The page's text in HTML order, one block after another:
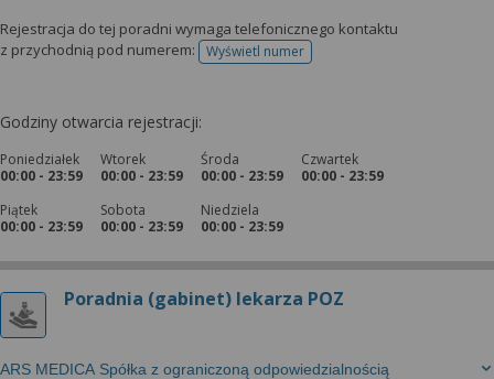
Rejestracja do tej poradni wymaga telefonicznego kontaktu
z przychodnią pod numerem:
Wyświetl numertelefonu do rejestracji
Godziny otwarcia rejestracji:
Poniedziałek
00:00 - 23:59
Wtorek
00:00 - 23:59
Środa
00:00 - 23:59
Czwartek
00:00 - 23:59
Piątek
00:00 - 23:59
Sobota
00:00 - 23:59
Niedziela
00:00 - 23:59
Poradnia (gabinet) lekarza POZ
ARS MEDICA Spółka z ograniczoną odpowiedzialnością